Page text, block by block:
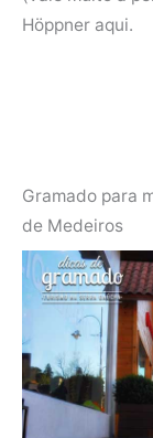
Höppner aqui.
Gramado para
de Medeiros